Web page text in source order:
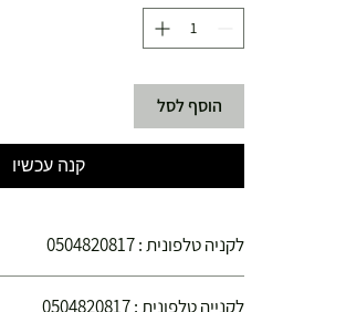
הוסף לסל
קנה עכשיו
לקניה טלפונית : 0504820817
לקנייה טלפונית : 0504820817